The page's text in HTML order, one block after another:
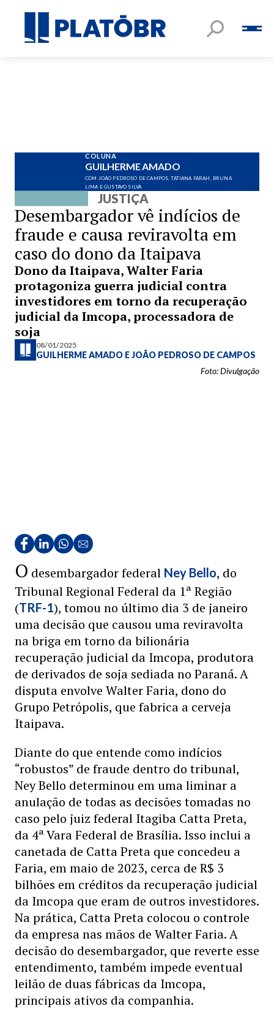
COLUNA
GUILHERME AMADO
COM JOÃO PEDROSO DE CAMPOS, TATIANA FARAH, BRUNA
LIMA E GUSTAVO SILVA
JUSTIÇA
Desembargador vê indícios de
fraude e causa reviravolta em
caso do dono da Itaipava
Dono da Itaipava, Walter Faria
protagoniza guerra judicial contra
investidores em torno da recuperação
judicial da Imcopa, processadora de
soja
08/01/2025
GUILHERME AMADO EJOÃO PEDROSO DE CAMPOS
Foto: Divulgação
O desembargador federal Ney Bello, do
Tribunal Regional Federal da 1ª Região
(TRF-1), tomou no último dia 3 de janeiro
uma decisão que causou uma reviravolta
na briga em torno da bilionária
recuperação judicial da Imcopa, produtora
de derivados de soja sediada no Paraná. A
disputa envolve Walter Faria, dono do
Grupo Petrópolis, que fabrica a cerveja
Itaipava.
Diante do que entende como indícios
“robustos” de fraude dentro do tribunal,
Ney Bello determinou em uma liminar a
anulação de todas as decisões tomadas no
caso pelo juiz federal Itagiba Catta Preta,
da 4ª Vara Federal de Brasília. Isso inclui a
canetada de Catta Preta que concedeu a
Faria, em maio de 2023, cerca de R$ 3
bilhões em créditos da recuperação judicial
da Imcopa que eram de outros investidores.
Na prática, Catta Preta colocou o controle
da empresa nas mãos de Walter Faria. A
decisão do desembargador, que reverte esse
entendimento, também impede eventual
leilão de duas fábricas da Imcopa,
principais ativos da companhia.